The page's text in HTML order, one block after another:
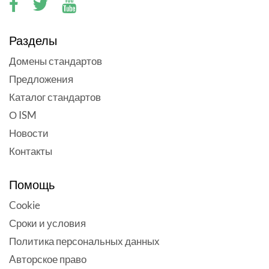
Разделы
Домены стандартов
Предложения
Каталог стандартов
О ISM
Новости
Контакты
Помощь
Cookie
Сроки и условия
Политика персональных данных
Aвторское право